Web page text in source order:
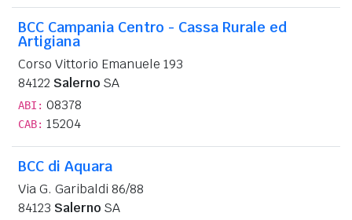
BCC Campania Centro - Cassa Rurale ed
Artigiana
Corso Vittorio Emanuele 193
84122 Salerno SA
ABI: 08378
CAB: 15204
BCC di Aquara
Via G. Garibaldi 86/88
84123 Salerno SA